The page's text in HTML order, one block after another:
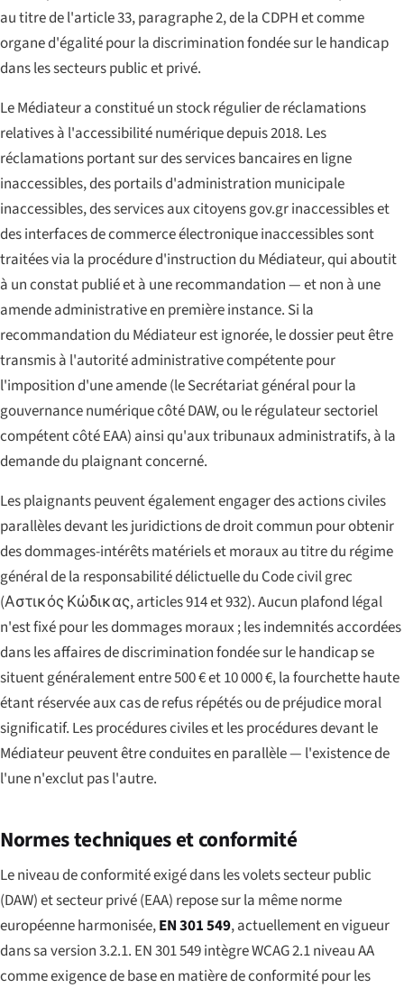
au titre de l'article 33, paragraphe 2, de la CDPH et comme
organe d'égalité pour la discrimination fondée sur le handicap
dans les secteurs public et privé.
Le Médiateur a constitué un stock régulier de réclamations
relatives à l'accessibilité numérique depuis 2018. Les
réclamations portant sur des services bancaires en ligne
inaccessibles, des portails d'administration municipale
inaccessibles, des services aux citoyens gov.gr inaccessibles et
des interfaces de commerce électronique inaccessibles sont
traitées via la procédure d'instruction du Médiateur, qui aboutit
à un constat publié et à une recommandation — et non à une
amende administrative en première instance. Si la
recommandation du Médiateur est ignorée, le dossier peut être
transmis à l'autorité administrative compétente pour
l'imposition d'une amende (le Secrétariat général pour la
gouvernance numérique côté DAW, ou le régulateur sectoriel
compétent côté EAA) ainsi qu'aux tribunaux administratifs, à la
demande du plaignant concerné.
Les plaignants peuvent également engager des actions civiles
parallèles devant les juridictions de droit commun pour obtenir
des dommages-intérêts matériels et moraux au titre du régime
général de la responsabilité délictuelle du Code civil grec
(Αστικός Κώδικας, articles 914 et 932). Aucun plafond légal
n'est fixé pour les dommages moraux ; les indemnités accordées
dans les affaires de discrimination fondée sur le handicap se
situent généralement entre 500 € et 10 000 €, la fourchette haute
étant réservée aux cas de refus répétés ou de préjudice moral
significatif. Les procédures civiles et les procédures devant le
Médiateur peuvent être conduites en parallèle — l'existence de
l'une n'exclut pas l'autre.
Normes techniques et conformité
Le niveau de conformité exigé dans les volets secteur public
(DAW) et secteur privé (EAA) repose sur la même norme
européenne harmonisée,EN 301 549, actuellement en vigueur
dans sa version 3.2.1. EN 301 549 intègre WCAG 2.1 niveau AA
comme exigence de base en matière de conformité pour les